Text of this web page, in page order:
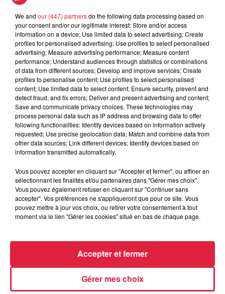
Organisateur
Association des vieux tracteurs du
Centre Alsace
https://www.facebook.com/p/Association-
des-vieux-tracteurs-du-Centre-Alsace-
100057226218939/
Tarif Gratuit
We and our (447) partnersdo the following data processing based on
your consent and/or our legitimate interest: Store and/or access
information on a device; Use limited data to select advertising; Create
profiles for personalised advertising; Use profiles to select personalised
advertising; Measure advertising performance; Measure content
performance; Understand audiences through statistics or combinations
of data from different sources; Develop and improve services; Create
profiles to personalise content; Use profiles to select personalised
content; Use limited data to select content; Ensure security, prevent and
detect fraud, and fix errors; Deliver and present advertising and content;
Save and communicate privacy choices. These technologies may
process personal data such as IP address and browsing data to offer
following functionalities: Identify devices based on information actively
requested; Use precise geolocation data; Match and combine data from
other data sources; Link different devices; Identify devices based on
information transmitted automatically.
Vous pouvez accepter en cliquant sur "Accepter et fermer", ou affiner en
sélectionnant les finalités et/ou partenaires dans "Gérer mes choix".
Vous pouvez également refuser en cliquant sur "Continuer sans
accepter". Vos préférences ne s'appliqueront que pour ce site. Vous
pouvez mettre à jour vos choix, ou retirer votre consentement à tout
moment via le lien "Gérer les cookies" situé en bas de chaque page.
Gérer mes choix
Accepter et fermer